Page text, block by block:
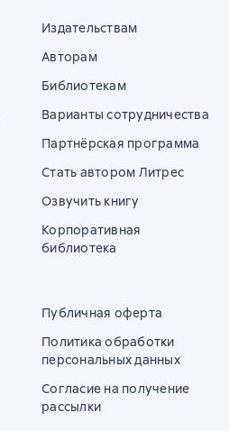
Издательствам
Авторам
Библиотекам
Варианты сотрудничества
Партнёрская программа
Стать автором Литрес
Озвучить книгу
Корпоративная
библиотека
Публичная оферта
Политика обработки
персональных данных
Согласие на получение
рассылки